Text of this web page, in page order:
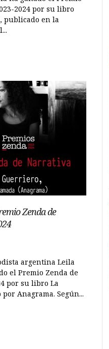
2024 por su libro
publicado en la
Zenda de
argentina Leila
el Premio Zenda de
por su libro La
Anagrama. Según...